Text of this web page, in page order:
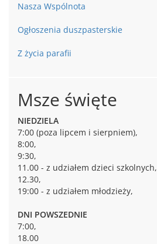
Nasza Wspólnota
Ogłoszenia duszpasterskie
Z życia parafii
Msze święte
NIEDZIELA
7:00 (poza lipcem i sierpniem),
8:00,
9:30,
11.00 - z udziałem dzieci szkolnych,
12.30,
19:00 - z udziałem młodzieży,
DNI POWSZEDNIE
7:00,
18.00